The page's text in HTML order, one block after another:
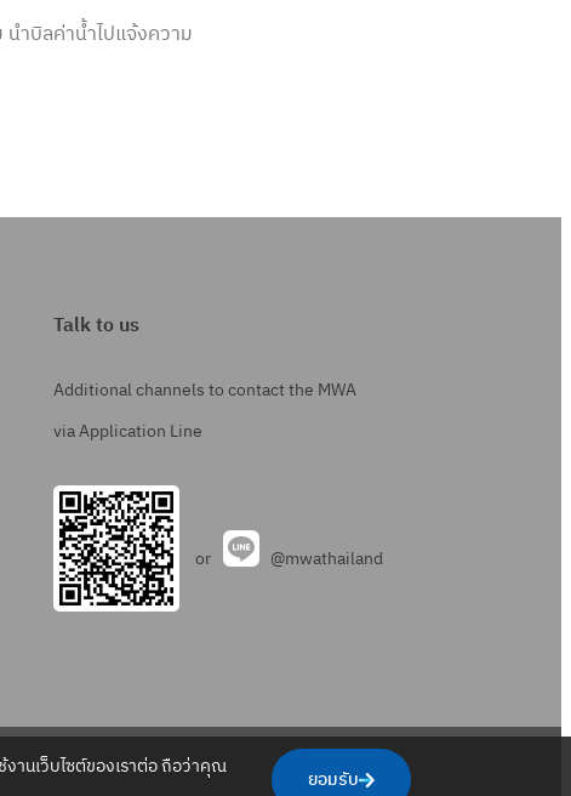
นำบิลค่าน้ำไปแจ้งความ
Talk to us
Additional channels to contact the MWA
via Application Line
or @mwathailand
. .
านเว็บไซต์ของเราต่อ ถือว่าคุณ
ยอมรับ